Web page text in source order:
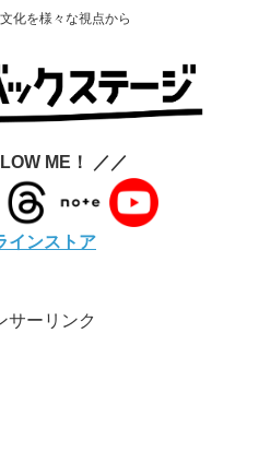
化を様々な視点から
ME！ ／／
インストア
サーリンク